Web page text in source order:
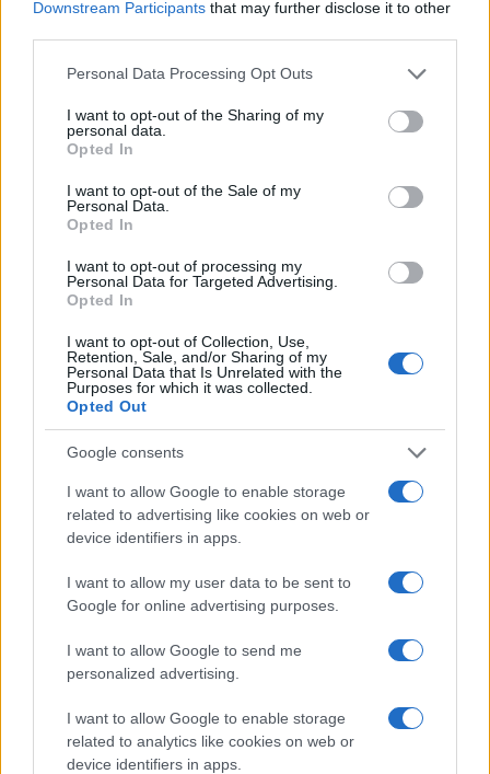
Downstream Participants that may further disclose it to other
Please note that this website/app uses one or more Google
not limited to your visit or usage behaviour. You may click to
grant or deny consent to Google and its third-party tags to
use your data for below specified purposes in below Google
consent section.
Personal Data Processing Opt Outs
I want to opt-out of the Sharing of my
personal data.
Opted In
I want to opt-out of the Sale of my
Personal Data.
Opted In
I want to opt-out of processing my
Personal Data for Targeted Advertising.
Opted In
I want to opt-out of Collection, Use,
Retention, Sale, and/or Sharing of my
Personal Data that Is Unrelated with the
Purposes for which it was collected.
Opted Out
Google consents
I want to allow Google to enable storage
related to advertising like cookies on web or
device identifiers in apps.
I want to allow my user data to be sent to
Google for online advertising purposes.
I want to allow Google to send me
personalized advertising.
I want to allow Google to enable storage
related to analytics like cookies on web or
device identifiers in apps.
Andrea Innocenti · 3 Ago 2026
C’è posta per te, stasera 25 gennaio: gli ospiti e le
Controlli nel settore turistico-alberghiero: dati
La candidatura di Irsina per Capitale Italiana della
Cultura 2029
Ignazio La Russa lancia l’ipotesi Meloni al Quirinale: le
reazioni
Anac: boom di appalti sotto soglia, 1,5 miliardi nel
2026
stipendi, guide pratiche per trovare un'occupazione,
scrivere un CV e affrontare il colloquio.
SEZIONI